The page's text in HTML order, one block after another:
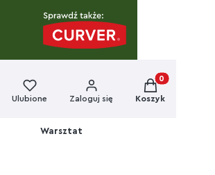
Ulubione Zaloguj się
Produkty w
Koszyk
Warsztat